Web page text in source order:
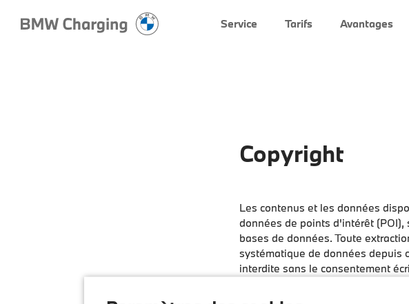
Service Tarifs Avantages
Copyright
Les contenus et les données
données de points d'intérêt
bases de données. Toute
systématique de données depuis
interdite sans le consentement